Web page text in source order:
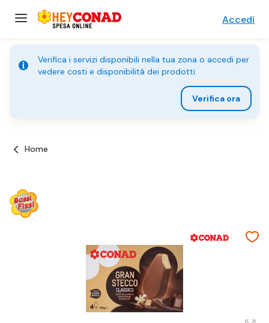
Accedi
Verifica i servizi disponibili nella tua zona o accedi per
vedere costi e disponibilità dei prodotti.
Verifica ora
Home